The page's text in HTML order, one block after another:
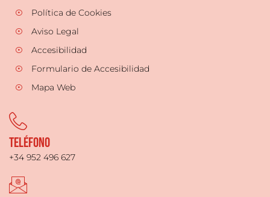
Política de Cookies
Aviso Legal
Accesibilidad
Formulario de Accesibilidad
Mapa Web
Teléfono
+34 952 496 627